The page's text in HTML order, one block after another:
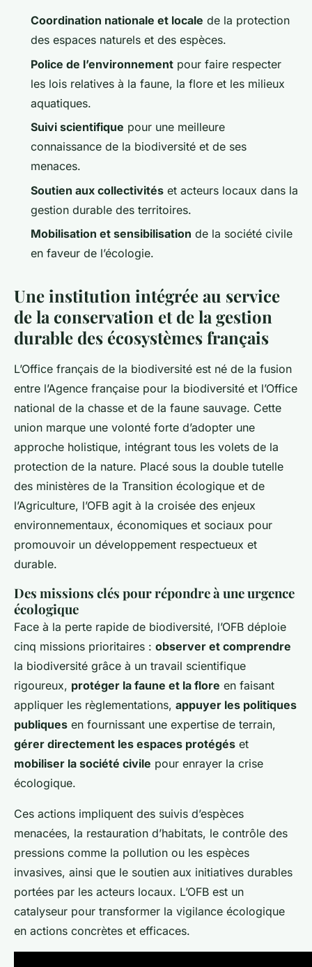
Coordination nationale et locale de la protection
des espaces naturels et des espèces.
Police de l’environnement pour faire respecter
les lois relatives à la faune, la flore et les milieux
aquatiques.
Suivi scientifique pour une meilleure
connaissance de la biodiversité et de ses
menaces.
Soutien aux collectivités et acteurs locaux dans la
gestion durable des territoires.
Mobilisation et sensibilisation de la société civile
en faveur de l’écologie.
Une institution intégrée au service
de la conservation et de la gestion
durable des écosystèmes français
L’Office français de la biodiversité est né de la fusion
entre l’Agence française pour la biodiversité et l’Office
national de la chasse et de la faune sauvage. Cette
union marque une volonté forte d’adopter une
approche holistique, intégrant tous les volets de la
protection de la nature. Placé sous la double tutelle
des ministères de la Transition écologique et de
l’Agriculture, l’OFB agit à la croisée des enjeux
environnementaux, économiques et sociaux pour
promouvoir un développement respectueux et
durable.
Des missions clés pour répondre à une urgence
écologique
Face à la perte rapide de biodiversité, l’OFB déploie
cinq missions prioritaires : observer et comprendre
la biodiversité grâce à un travail scientifique
rigoureux, protéger la faune et la flore en faisant
appliquer les règlementations, appuyer les politiques
publiques en fournissant une expertise de terrain,
gérer directement les espaces protégés et
mobiliser la société civile pour enrayer la crise
écologique.
Ces actions impliquent des suivis d’espèces
menacées, la restauration d’habitats, le contrôle des
pressions comme la pollution ou les espèces
invasives, ainsi que le soutien aux initiatives durables
portées par les acteurs locaux. L’OFB est un
catalyseur pour transformer la vigilance écologique
en actions concrètes et efficaces.